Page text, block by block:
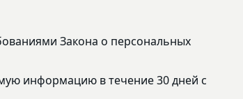
Закона о персональных
информацию в течение 30 дней с